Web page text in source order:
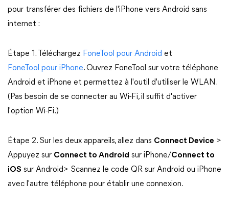
pour transférer des fichiers de l'iPhone vers Android sans
internet :
Étape 1. Téléchargez FoneTool pour Android et
FoneTool pour iPhone. Ouvrez FoneTool sur votre téléphone
Android et iPhone et permettez à l'outil d'utiliser le WLAN.
(Pas besoin de se connecter au Wi-Fi, il suffit d'activer
l'option Wi-Fi.)
Étape 2. Sur les deux appareils, allez dans Connect Device >
Appuyez sur Connect to Android sur iPhone/Connect to
iOS sur Android> Scannez le code QR sur Android ou iPhone
avec l'autre téléphone pour établir une connexion.